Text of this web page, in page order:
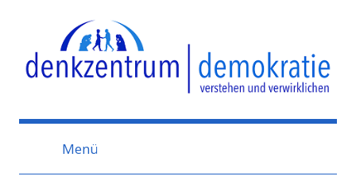
Denkzentrum
Demokratie
Menü